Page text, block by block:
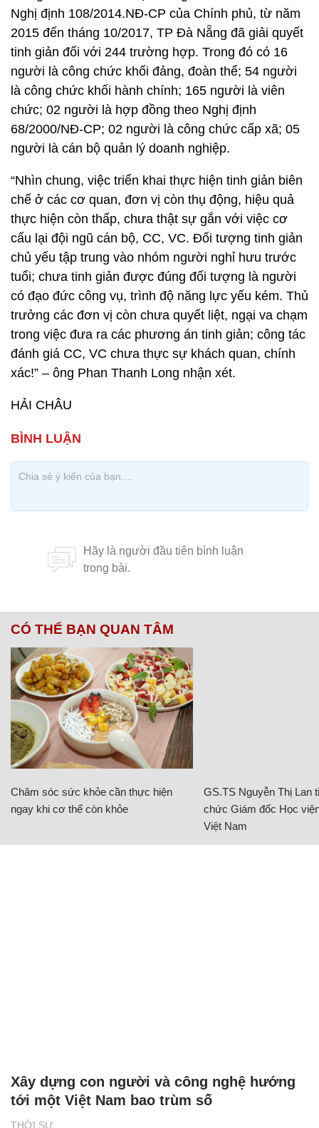
Nghị định 108/2014.NĐ-CP của Chính phủ, từ năm
2015 đến tháng 10/2017, TP Đà Nẵng đã giải quyết
tinh giản đối với 244 trường hợp. Trong đó có 16
người là công chức khối đảng, đoàn thể; 54 người
là công chức khối hành chính; 165 người là viên
chức; 02 người là hợp đồng theo Nghị định
68/2000/NĐ-CP; 02 người là công chức cấp xã; 05
người là cán bộ quản lý doanh nghiệp.
“Nhìn chung, việc triển khai thực hiện tinh giản biên
chế ở các cơ quan, đơn vị còn thụ động, hiệu quả
thực hiện còn thấp, chưa thật sự gắn với việc cơ
cấu lại đội ngũ cán bộ, CC, VC. Đối tượng tinh giản
chủ yếu tập trung vào nhóm người nghỉ hưu trước
tuổi; chưa tinh giản được đúng đối tượng là người
có đạo đức công vụ, trình độ năng lực yếu kém. Thủ
trưởng các đơn vị còn chưa quyết liệt, ngại va chạm
trong việc đưa ra các phương án tinh giản; công tác
đánh giá CC, VC chưa thực sự khách quan, chính
xác!” – ông Phan Thanh Long nhận xét.
HẢI CHÂU
CÓ THỂ BẠN QUAN TÂM
Chăm sóc sức khỏe cần thực hiện
ngay khi cơ thể còn khỏe
GS.TS Nguyễn Thị Lan
chức Giám đốc Học
Việt Nam
THỜI SỰ
Xây dựng con người và công nghệ hướng
tới một Việt Nam bao trùm số